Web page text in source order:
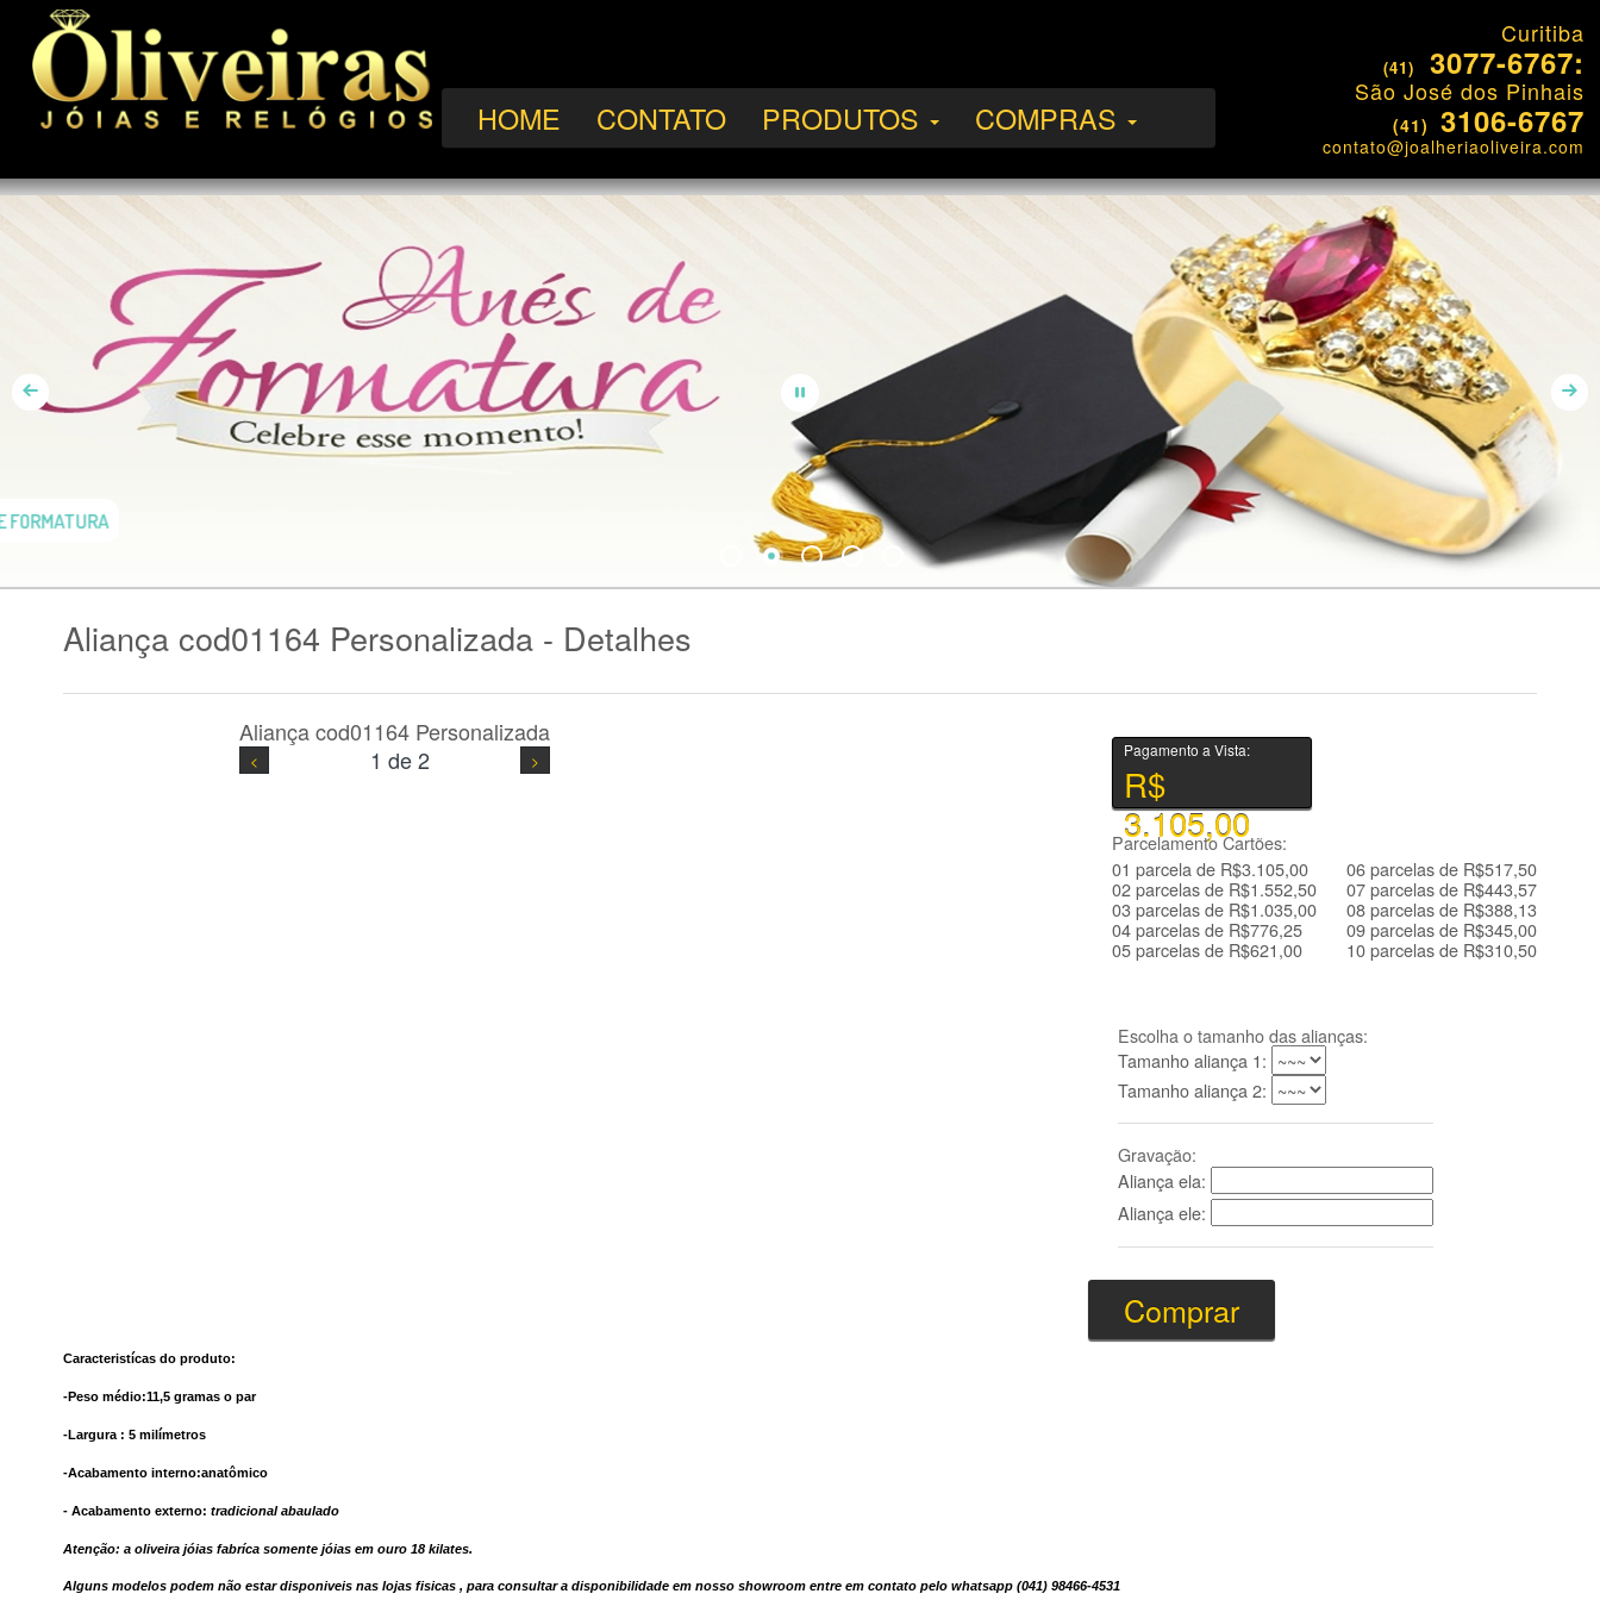
HOME CONTATO PRODUTOS COMPRAS
Curitiba
(41) 3077-6767:
São José dos Pinhais
(41) 3106-6767
contato@joalheriaoliveira.com
FORMATURA
Aliança cod01164 Personalizada - Detalhes
Aliança cod01164 Personalizada
1 de 2
Pagamento a Vista:
R$
3.105,00
Parcelamento Cartões:
01 parcela de R$3.105,00
02 parcelas de R$1.552,50
03 parcelas de R$1.035,00
04 parcelas de R$776,25
05 parcelas de R$621,00
06 parcelas de R$517,50
07 parcelas de R$443,57
08 parcelas de R$388,13
09 parcelas de R$345,00
10 parcelas de R$310,50
Escolha o tamanho das alianças:
Tamanho aliança 1:
Tamanho aliança 2:
Gravação:
Aliança ela:
Aliança ele:
Caracteristícas do produto:
-Peso médio:11,5 gramas o par
-Largura : 5 milímetros
-Acabamento interno:anatômico
- Acabamento externo: tradicional abaulado
Atenção: a oliveira jóias fabríca somente jóias em ouro 18 kilates.
Alguns modelos podem não estar disponiveis nas lojas fisicas , para consultar a disponibilidade em nosso showroom entre em contato pelo whatsapp (041) 98466-4531